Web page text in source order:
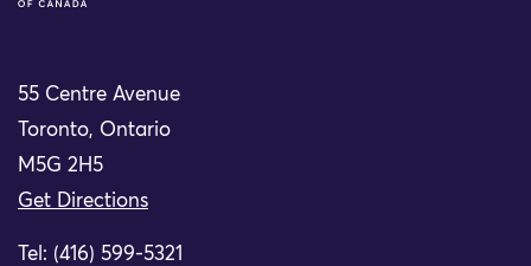
55 Centre Avenue
Toronto, Ontario
M5G 2H5
Get Directions
Tel: (416) 599-5321